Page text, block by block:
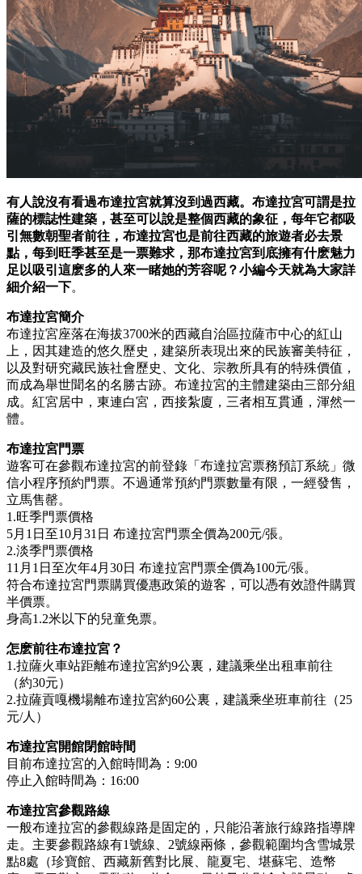
有人說沒有看過布達拉宮就算沒到過西藏。布達拉宮可謂是拉
薩的標誌性建築，甚至可以說是整個西藏的象征，每年它都吸
引無數朝聖者前往，布達拉宮也是前往西藏的旅遊者必去景
點，每到旺季甚至是一票難求，那布達拉宮到底擁有什麽魅力
足以吸引這麽多的人來一睹她的芳容呢？小編今天就為大家詳
細介紹一下。
布達拉宮簡介
布達拉宮座落在海拔3700米的西藏自治區拉薩市中心的紅山
上，因其建造的悠久歷史，建築所表現出來的民族審美特征，
以及對研究藏民族社會歷史、文化、宗教所具有的特殊價值，
而成為舉世聞名的名勝古跡。布達拉宮的主體建築由三部分組
成。紅宮居中，東連白宮，西接紮廈，三者相互貫通，渾然一
體。
布達拉宮門票
遊客可在參觀布達拉宮的前登錄「布達拉宮票務預訂系統」微
信小程序預約門票。不過通常預約門票數量有限，一經發售，
立馬售罄。
1.旺季門票價格
5月1日至10月31日 布達拉宮門票全價為200元/張。
2.淡季門票價格
11月1日至次年4月30日 布達拉宮門票全價為100元/張。
符合布達拉宮門票購買優惠政策的遊客，可以憑有效證件購買
半價票。
身高1.2米以下的兒童免票。
怎麽前往布達拉宮？
1.拉薩火車站距離布達拉宮約9公裏，建議乘坐出租車前往
（約30元）
2.拉薩貢嘎機場離布達拉宮約60公裏，建議乘坐班車前往（25
元/人）
布達拉宮開館閉館時間
目前布達拉宮的入館時間為：9:00
停止入館時間為：16:00
布達拉宮參觀路線
一般布達拉宮的參觀線路是固定的，只能沿著旅行線路指導牌
走。主要參觀路線有1號線、2號線兩條，參觀範圍均含雪城景
點8處（珍寶館、西藏新舊對比展、龍夏宅、堪蘇宅、造幣